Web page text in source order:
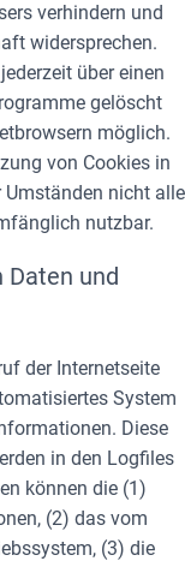
verhindern und
widersprechen.
über einen
gelöscht
möglich.
von Cookies in
Umständen nicht alle
nutzbar.
Daten und
der Internetseite
System
Diese
in den Logfiles
können die (1)
(2) das vom
(3) die